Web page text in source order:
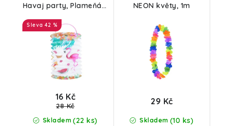
Havaj party, Plameňák,
42 %
Skladem (22 ks)
16 Kč
28 Kč
NEON květy, 1m
Skladem (10 ks)
29 Kč